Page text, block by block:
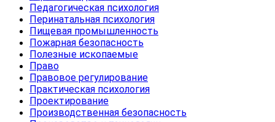
Педагогическая психология
Перинатальная психология
Пищевая промышленность
Пожарная безопасность
Полезные ископаемые
Право
Правовое регулирование
Практическая психология
Проектирование
Производственная безопасность